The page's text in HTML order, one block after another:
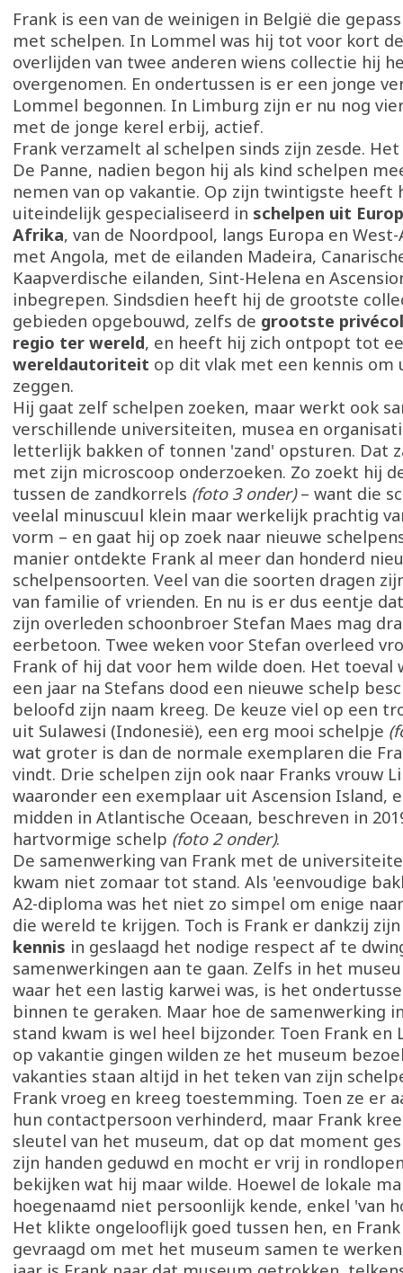
Frank is een van de weinigen in België die
met schelpen. In Lommel was hij tot voor kort
overlijden van twee anderen wiens collectie hij
overgenomen. En ondertussen is er een jonge
Lommel begonnen. In Limburg zijn er nu nog
met de jonge kerel erbij, actief.
Frank verzamelt al schelpen sinds zijn zesde.
De Panne, nadien begon hij als kind schelpen
nemen van op vakantie. Op zijn twintigste heeft
uiteindelijk gespecialiseerd in schelpen uit
Afrika, van de Noordpool, langs Europa en
met Angola, met de eilanden Madeira,
Kaapverdische eilanden, Sint-Helena en
inbegrepen. Sindsdien heeft hij de grootste
gebieden opgebouwd, zelfs de grootste
regio ter wereld, en heeft hij zich ontpopt tot
wereldautoriteit op dit vlak met een kennis om
zeggen.
Hij gaat zelf schelpen zoeken, maar werkt ook
verschillende universiteiten, musea en
letterlijk bakken of tonnen 'zand' opsturen. Dat
met zijn microscoop onderzoeken. Zo zoekt hij
tussen de zandkorrels (foto 3 onder)– want die
veelal minuscuul klein maar werkelijk prachtig
vorm – en gaat hij op zoek naar nieuwe
manier ontdekte Frank al meer dan honderd
schelpensoorten. Veel van die soorten dragen
van familie of vrienden. En nu is er dus eentje
zijn overleden schoonbroer Stefan Maes mag
eerbetoon. Twee weken voor Stefan overleed
Frank of hij dat voor hem wilde doen. Het toeval
een jaar na Stefans dood een nieuwe schelp
beloofd zijn naam kreeg. De keuze viel op een
uit Sulawesi (Indonesië), een erg mooi schelpje
wat groter is dan de normale exemplaren die
vindt. Drie schelpen zijn ook naar Franks vrouw
waaronder een exemplaar uit Ascension Island,
midden in Atlantische Oceaan, beschreven in
hartvormige schelp (foto 2 onder).
De samenwerking van Frank met de
kwam niet zomaar tot stand. Als 'eenvoudige
A2-diploma was het niet zo simpel om enige
die wereld te krijgen. Toch is Frank er dankzij
kennis in geslaagd het nodige respect af te
samenwerkingen aan te gaan. Zelfs in het
waar het een lastig karwei was, is het
binnen te geraken. Maar hoe de samenwerking
stand kwam is wel heel bijzonder. Toen Frank en
op vakantie gingen wilden ze het museum
vakanties staan altijd in het teken van zijn
Frank vroeg en kreeg toestemming. Toen ze er
hun contactpersoon verhinderd, maar Frank
sleutel van het museum, dat op dat moment
zijn handen geduwd en mocht er vrij in
bekijken wat hij maar wilde. Hoewel de lokale
hoegenaamd niet persoonlijk kende, enkel 'van
Het klikte ongelooflijk goed tussen hen, en
gevraagd om met het museum samen te